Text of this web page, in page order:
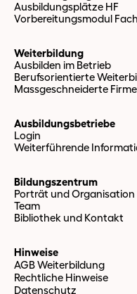
Ausbildungsplätze HF
Vorbereitungsmodul
Weiterbildung
Ausbilden im Betrieb
Berufsorientierte
Massgeschneiderte
Ausbildungsbetriebe
Login
Weiterführende
Bildungszentrum
Porträt und Organisation
Team
Bibliothek und Kontakt
Hinweise
AGB Weiterbildung
Rechtliche Hinweise
Datenschutz